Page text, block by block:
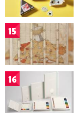
15
16